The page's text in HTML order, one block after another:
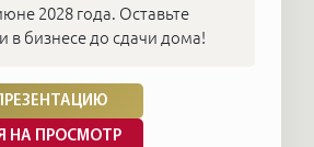
2028 года. Оставьте
в бизнесе до сдачи дома!
НА ПРОСМОТР